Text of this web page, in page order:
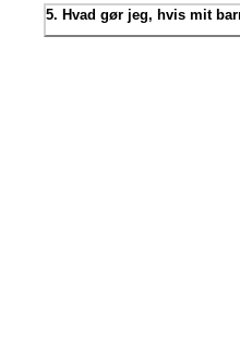
5. Hvad gør jeg, hvis mit